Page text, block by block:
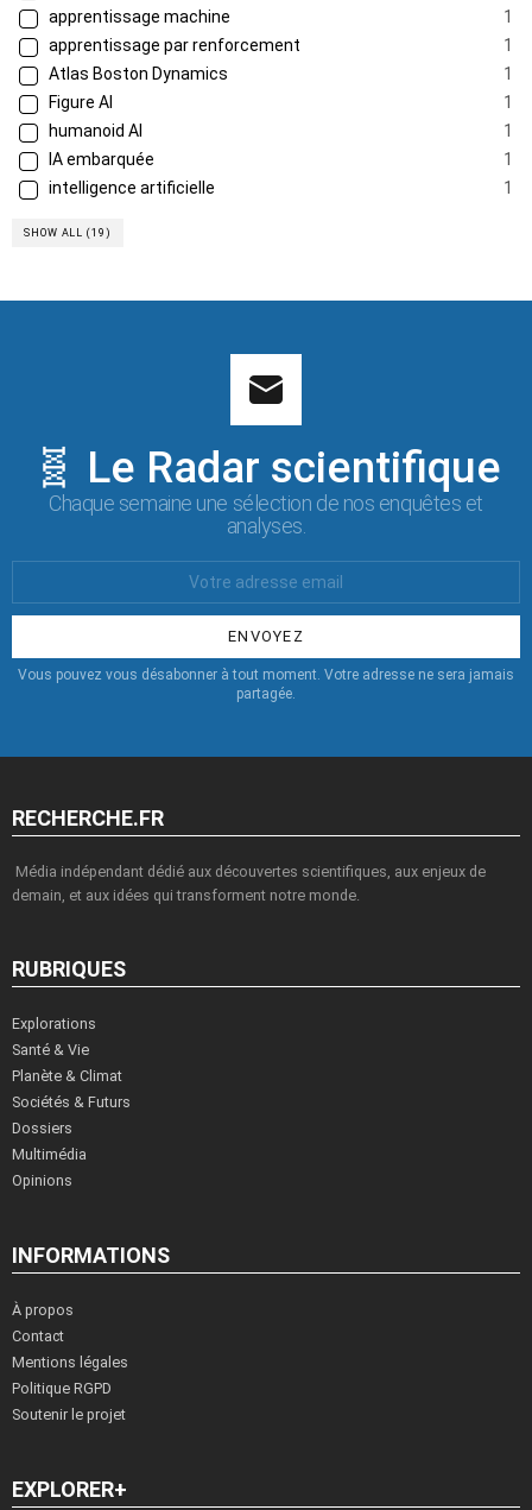
apprentissage machine
1
apprentissage par renforcement
1
Atlas Boston Dynamics
1
Figure AI
1
humanoid AI
1
IA embarquée
1
intelligence artificielle
1
SHOW ALL (19)
🧬 Le Radar scientifique
Chaque semaine une sélection de nos enquêtes et
analyses.
:
Vous pouvez vous désabonner à tout moment. Votre adresse ne sera jamais
partagée.
RECHERCHE.FR
Média indépendant dédié aux découvertes scientifiques, aux enjeux de
demain, et aux idées qui transforment notre monde.
RUBRIQUES
Explorations
Santé & Vie
Planète & Climat
Sociétés & Futurs
Dossiers
Multimédia
Opinions
INFORMATIONS
À propos
Contact
Mentions légales
Politique RGPD
Soutenir le projet
EXPLORER+